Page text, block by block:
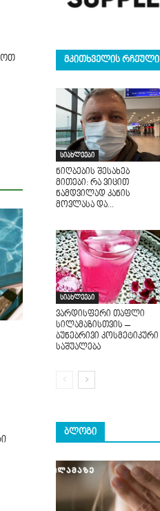
ᲛᲙᲘᲗᲮᲕᲔᲚᲘᲡ ᲠᲩᲔᲣᲚᲘ
სიახლეები
ნიღბების შესახებ
მითები: რა ვიცით
ნამდვილად კანის
მოვლასა და...
სიახლეები
ვარდისფერი თაფლი
სილამაზისთვის –
ბუნებრივი კოსმეტიკური
საშუალება
ᲑᲚᲝᲒᲘ